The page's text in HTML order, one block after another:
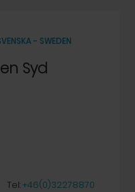
- SWEDEN
Syd
Tel:+46(0)32278870